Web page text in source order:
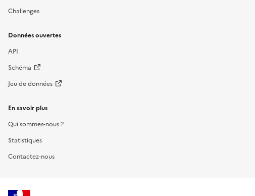
Challenges
Données ouvertes
API
Schéma
Jeu de données
En savoir plus
Qui sommes-nous ?
Statistiques
Contactez-nous